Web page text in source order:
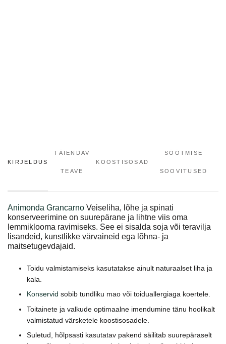
KIRJELDUS
TÄIENDAV
TEAVE
KOOSTISOSAD
SÖÖTMISE
SOOVITUSED
Animonda Grancarno Veiseliha, lõhe ja spinati
konserveerimine on suurepärane ja lihtne viis oma
lemmiklooma ravimiseks. See ei sisalda soja või teravilja
lisandeid, kunstlikke värvaineid ega lõhna- ja
maitsetugevdajaid.
Toidu valmistamiseks kasutatakse ainult naturaalset liha ja
kala.
Konservid sobib tundliku mao või toiduallergiaga koertele.
Toitainete ja valkude optimaalne imendumine tänu hoolikalt
valmistatud värsketele koostisosadele.
Suletud, hõlpsasti kasutatav pakend säilitab suurepäraselt